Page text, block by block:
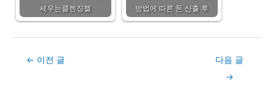
세우는클렌징젤
방법에 따른 돈 산출 후
Post← 이전 글
다음 글
→